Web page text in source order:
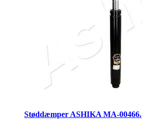
Støddæmper ASHIKA MA-00466.